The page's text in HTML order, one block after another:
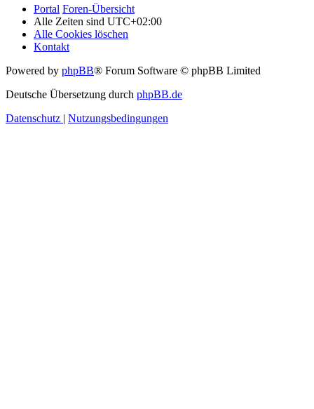
Portal Foren-Übersicht
Alle Zeiten sind UTC+02:00
Alle Cookies löschen
Kontakt
Powered by phpBB® Forum Software © phpBB Limited
Deutsche Übersetzung durch phpBB.de
Datenschutz | Nutzungsbedingungen